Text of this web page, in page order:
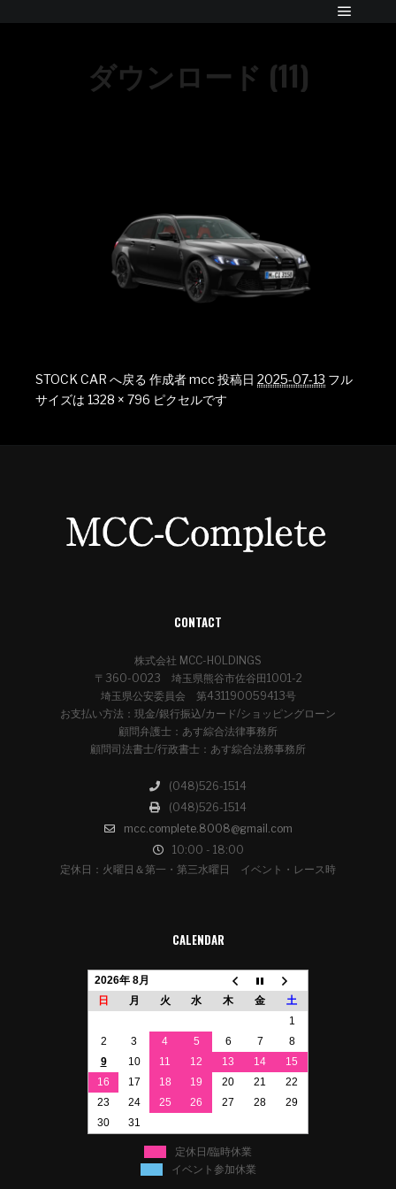
ダウンロード (11)
STOCK CAR へ戻る 作成者mcc投稿日 2025-07-13 フル
サイズは 1328 × 796 ピクセルです
CONTACT
株式会社 MCC-HOLDINGS
〒360-0023 埼玉県熊谷市佐谷田1001-2
埼玉県公安委員会 第431190059413号
お支払い方法：現金/銀行振込/カード/ショッピングローン
顧問弁護士：あす綜合法律事務所
顧問司法書士/行政書士：あす綜合法務事務所
(048)526-1514
(048)526-1514
mcc.complete.8008@gmail.com
10:00 - 18:00
定休日：火曜日＆第一・第三水曜日 イベント・レース時
CALENDAR
2026年 8月
日
月 火 水 木 金
土
1
2
3 4 5 6 7
8
9
10 11 12 13 14
15
16
17 18 19 20 21
22
23
24 25 26 27 28
29
30
31
定休日/臨時休業
イベント参加休業